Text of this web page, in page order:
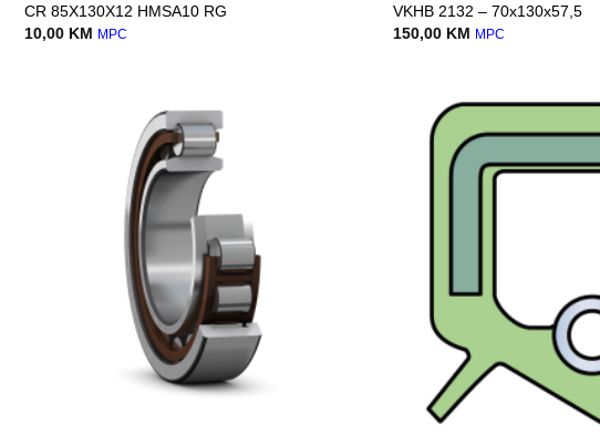
CR 85X130X12 HMSA10 RG
10,00 KM MPC
VKHB 2132 – 70x130x57,5
150,00 KM MPC